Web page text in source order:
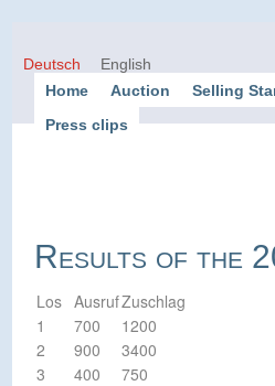
Deutsch
English
Home
Auction
Selling
Press clips
Results of the
Los AusrufZuschlag
1
700
1200
2
900
3400
3
400
750